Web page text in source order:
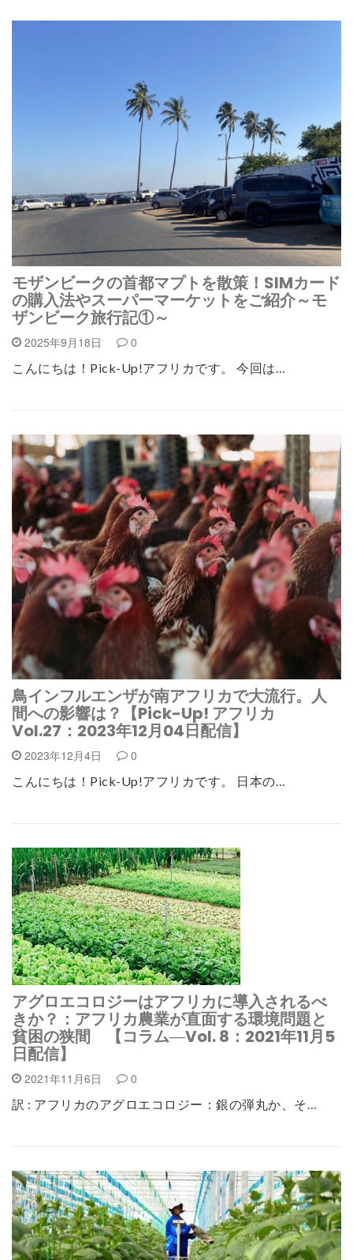
モザンビークの首都マプトを散策！SIMカード
の購入法やスーパーマーケットをご紹介～モ
ザンビーク旅行記①～
2025年9月18日 0
こんにちは！Pick-Up!アフリカです。 今回は…
鳥インフルエンザが南アフリカで大流行。人
間への影響は？【Pick-Up! アフリカ
Vol.27：2023年12月04日配信】
2023年12月4日 0
こんにちは！Pick-Up!アフリカです。 日本の…
アグロエコロジーはアフリカに導入されるべ
きか？：アフリカ農業が直面する環境問題と
貧困の狭間 【コラム―Vol. 8：2021年11月5
日配信】
2021年11月6日 0
訳 : アフリカのアグロエコロジー：銀の弾丸か、そ…